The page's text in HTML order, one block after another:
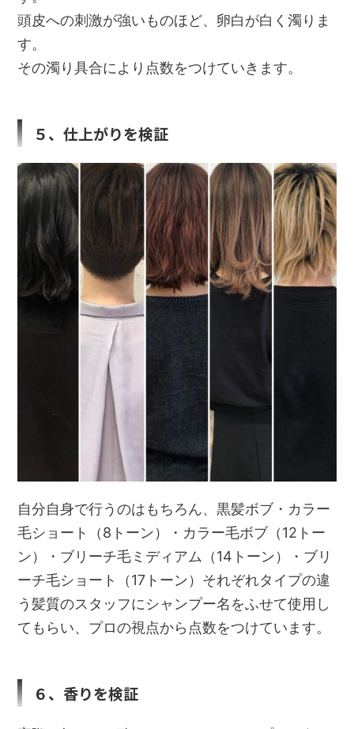
頭皮への刺激が強いものほど、卵白が白く濁りま
す。
その濁り具合により点数をつけていきます。
５、仕上がりを検証
自分自身で行うのはもちろん、黒髪ボブ・カラー
毛ショート（8トーン）・カラー毛ボブ（12トー
ン）・ブリーチ毛ミディアム（14トーン）・ブリ
ーチ毛ショート（17トーン）それぞれタイプの違
う髪質のスタッフにシャンプー名をふせて使用し
てもらい、プロの視点から点数をつけています。
６、香りを検証